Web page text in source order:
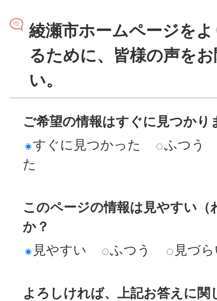
綾瀬市ホームページを
るために、皆様の声を
い。
ご希望の情報はすぐに見つかり
すぐに見つかった
ふつう
た
このページの情報は見やすい
か？
見やすい
ふつう 見づ
よろしければ、上記お答えに関